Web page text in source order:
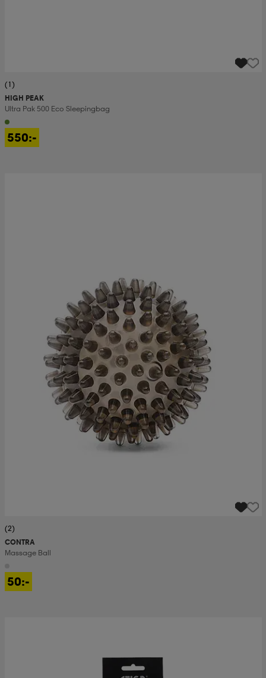
(1)
HIGH PEAK
Ultra Pak 500 Eco Sleepingbag
550:-
(2)
CONTRA
Massage Ball
50:-